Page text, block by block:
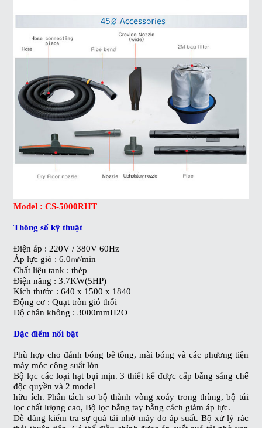
Model : CS-5000RHT
Thông số kỹ thuật
Điện áp : 220V / 380V 60Hz
Áp lực gió : 6.0㎣/min
Chất liệu tank : thép
Điện năng : 3.7KW(5HP)
Kích thước : 640 x 1500 x 1840
Động cơ : Quạt tròn gió thổi
Độ chân không : 3000mmH2O
Đặc điểm nổi bật
Phù hợp cho đánh bóng bê tông, mài bóng và các phương tiện
máy móc công suất lớn
Bộ lọc các loại hạt bụi mịn. 3 thiết kế được cấp bằng sáng chế
độc quyền và 2 model
hữu ích. Phân tách sơ bộ thành vòng xoáy trong thùng, bộ túi
lọc chất lượng cao, Bộ lọc bằng tay bằng cách giảm áp lực.
Dễ dàng kiểm tra sự quá tải nhờ máy đo áp suất. Bộ xử lý rác